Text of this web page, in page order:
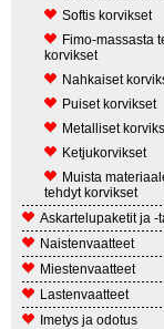
Softis korvikset
Fimo-massasta
korvikset
Nahkaiset
Puiset korvikset
Metalliset
Ketjukorvikset
Muista
tehdyt korvikset
Askartelupaketit ja -
Naistenvaatteet
Miestenvaatteet
Lastenvaatteet
Imetys ja odotus